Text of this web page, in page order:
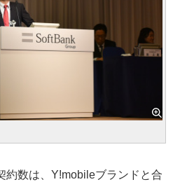
数は、Y!mobileブランドと合